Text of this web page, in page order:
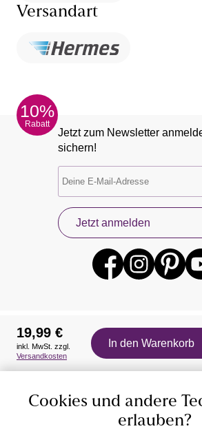
Versandart
10%
Rabatt
Jetzt zum Newsletter
sichern!
Jetzt anmelden
Auszeichnungen
19,99 €
inkl. MwSt. zzgl.
Versandkosten
In den Warenkorb
Cookies und andere
erlauben?